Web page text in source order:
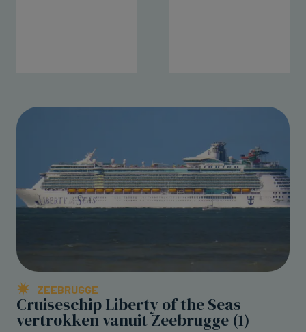
ZEEBRUGGE
Cruiseschip Liberty of the Seas
vertrokken vanuit Zeebrugge (1)